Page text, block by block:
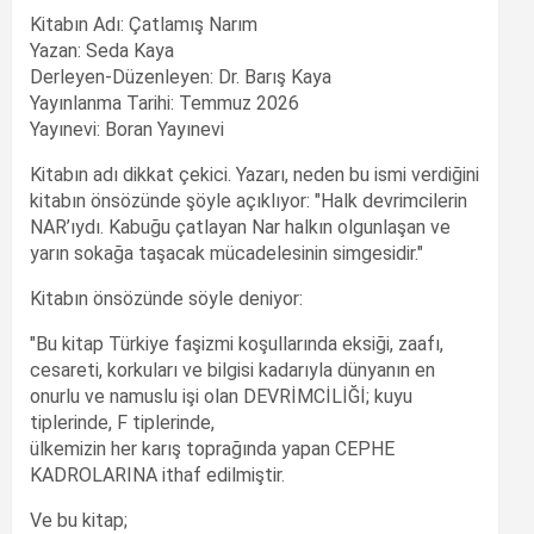
Kitabın Adı: Çatlamış Narım
Yazan: Seda Kaya
Derleyen-Düzenleyen: Dr. Barış Kaya
Yayınlanma Tarihi: Temmuz 2026
Yayınevi: Boran Yayınevi
Kitabın adı dikkat çekici. Yazarı, neden bu ismi verdiğini
kitabın önsözünde şöyle açıklıyor: "Halk devrimcilerin
NAR’ıydı. Kabuğu çatlayan Nar halkın olgunlaşan ve
yarın sokağa taşacak mücadelesinin simgesidir."
Kitabın önsözünde söyle deniyor:
"Bu kitap Türkiye faşizmi koşullarında eksiği, zaafı,
cesareti, korkuları ve bilgisi kadarıyla dünyanın en
onurlu ve namuslu işi olan DEVRİMCİLİĞİ; kuyu
tiplerinde, F tiplerinde,
ülkemizin her karış toprağında yapan CEPHE
KADROLARINA ithaf edilmiştir.
Ve bu kitap;